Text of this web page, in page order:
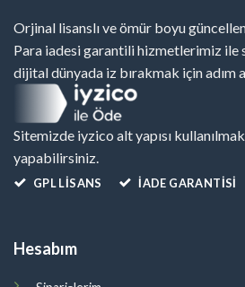
Orjinal lisanslı ve ömür boyu
Para iadesi garantili hizmetlerimiz
dijital dünyada iz bırakmak için adım
Sitemizde iyzico alt yapısı
yapabilirsiniz.
GPL LISANS İADE GARANTİSİ
Hesabım